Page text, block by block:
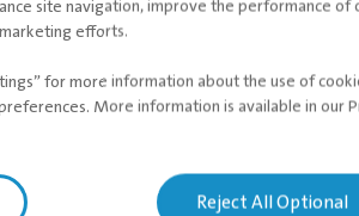
site navigation, improve the performance of
efforts.
for more information about the use of
More information is available in our
Reject All Optional